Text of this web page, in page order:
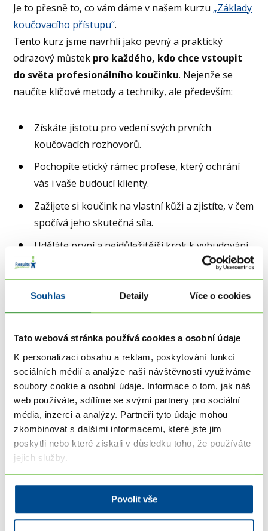
Souhlas Detaily Více o cookies
Tato webová stránka používá cookies a osobní údaje
K personalizaci obsahu a reklam, poskytování funkcí
sociálních médií a analýze naší návštěvnosti využíváme
soubory cookie a osobní údaje. Informace o tom, jak náš
web používáte, sdílíme se svými partnery pro sociální
média, inzerci a analýzy. Partneři tyto údaje mohou
zkombinovat s dalšími informacemi, které jste jim
poskytli nebo které získali v důsledku toho, že používáte
jejich služby.
Povolit vše
Je to přesně to, co vám dáme v našem kurzu „Základy
koučovacího přístupu“.
Tento kurz jsme navrhli jako pevný a praktický
odrazový můstek pro každého, kdo chce vstoupit
do světa profesionálního koučinku. Nejenže se
naučíte klíčové metody a techniky, ale především:
Získáte jistotu pro vedení svých prvních
koučovacích rozhovorů.
Pochopíte etický rámec profese, který ochrání
vás i vaše budoucí klienty.
Zažijete si koučink na vlastní kůži a zjistíte, v čem
spočívá jeho skutečná síla.
Uděláte první a nejdůležitější krok k vybudování
praxe, která vás bude naplňovat i živit.
Jste připraveni nastartovat svou cestu
profesionálního kouče a naučit se dovednosti,
Nebo už jste absolvovali výcvik jinde a pořád vám
něco z dovedností a znalostí chybí? Pak jsme tu
pro vás.
Nejbližší akce a kurzy, na kterých se
setkáme